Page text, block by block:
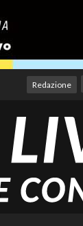
Redazione